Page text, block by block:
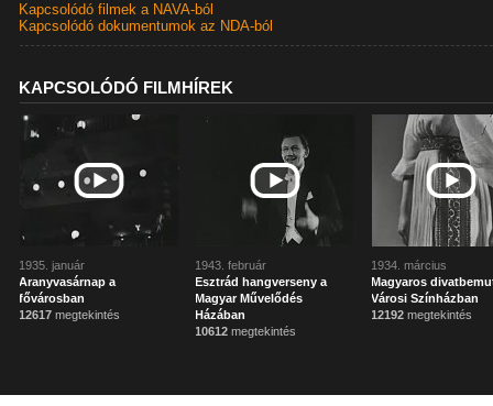
Kapcsolódó filmek a NAVA-ból
Kapcsolódó dokumentumok az NDA-ból
KAPCSOLÓDÓ FILMHÍREK
1935. január
Aranyvasárnap a
fővárosban
12617 megtekintés
1943. február
Esztrád hangverseny a
Magyar Művelődés
Házában
10612 megtekintés
1934. március
Magyaros
Városi Színházban
12192 megtekintés